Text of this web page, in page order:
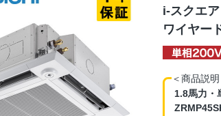
i-スクエ
ワイヤー
＜商品説明
1.8馬力・